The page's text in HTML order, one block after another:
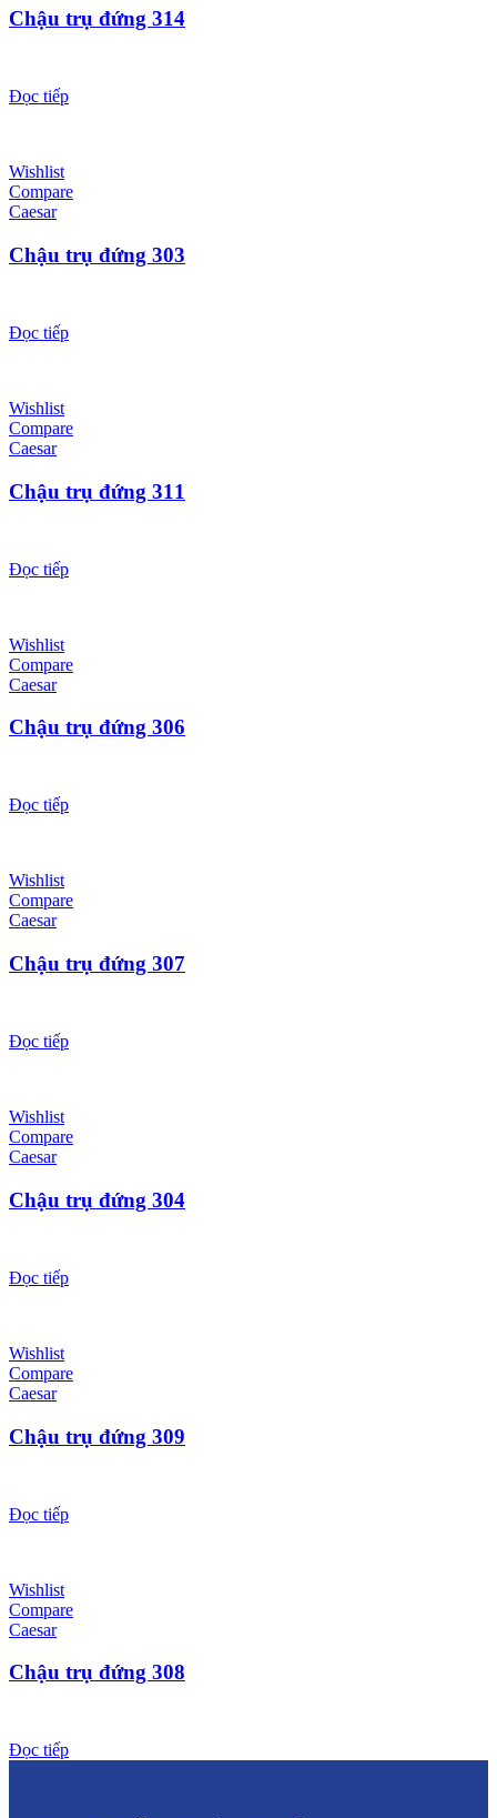
Chậu trụ đứng 314
Đọc tiếp
Wishlist
Compare
Caesar
Chậu trụ đứng 303
Đọc tiếp
Wishlist
Compare
Caesar
Chậu trụ đứng 311
Đọc tiếp
Wishlist
Compare
Caesar
Chậu trụ đứng 306
Đọc tiếp
Wishlist
Compare
Caesar
Chậu trụ đứng 307
Đọc tiếp
Wishlist
Compare
Caesar
Chậu trụ đứng 304
Đọc tiếp
Wishlist
Compare
Caesar
Chậu trụ đứng 309
Đọc tiếp
Wishlist
Compare
Caesar
Chậu trụ đứng 308
Đọc tiếp